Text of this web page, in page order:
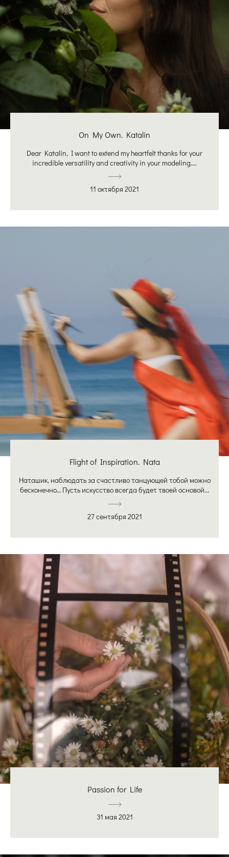
On My Own. Katalin
Dear Katalin, I want to extend my heartfelt thanks for your
incredible versatility and creativity in your modeling....
11 октября 2021
Flight of Inspiration. Nata
Наташик, наблюдать за счастливо танцующей тобой можно
бесконечно… Пусть искусство всегда будет твоей основой...
27 сентября 2021
Passion for Life
31 мая 2021